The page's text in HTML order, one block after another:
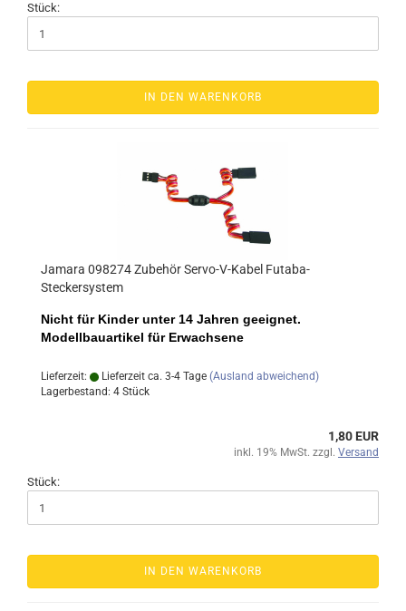
Stück:
IN DEN WARENKORB
Jamara 098274 Zubehör Servo-V-Kabel Futaba-
Steckersystem
Nicht für Kinder unter 14 Jahren geeignet.
Modellbauartikel für Erwachsene
Lieferzeit: Lieferzeit ca. 3-4 Tage (Ausland abweichend)
Lagerbestand: 4 Stück
1,80 EUR
inkl. 19% MwSt. zzgl. Versand
Stück:
IN DEN WARENKORB